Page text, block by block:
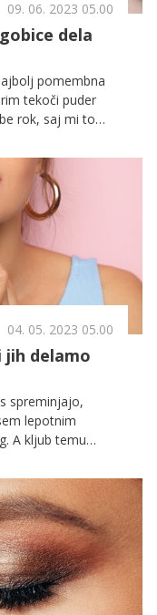
09. 06. 2023 05.00
dela
pomembna
tekoči puder
rok, saj mi to
po obrazu.
04. 05. 2023 05.00
jih delamo
spreminjajo,
lepotnim
A kljub temu
občasno
novosti.
nanos ličil in se
proces otežijo.